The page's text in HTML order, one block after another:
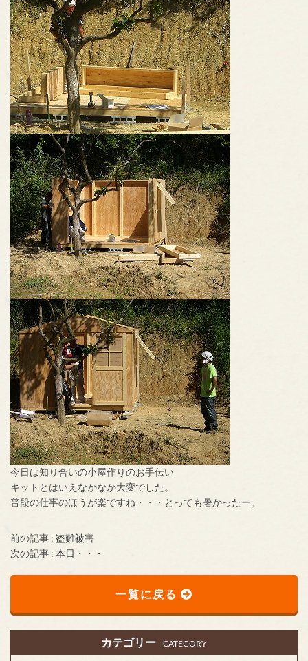
今日は知り合いの小屋作りのお手伝い
キットとはいえなかなか大変でした。
普段の仕事のほうが楽ですね・・・とっても暑かったー。
前の記事 : 盗難被害
次の記事 : 本日・・・
一覧に戻る
カテゴリー CATEGORY